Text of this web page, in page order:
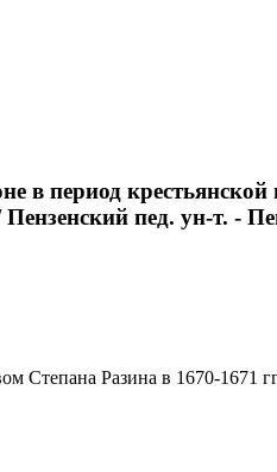
период
пед. ун-т. -
Разина в 1670-1671